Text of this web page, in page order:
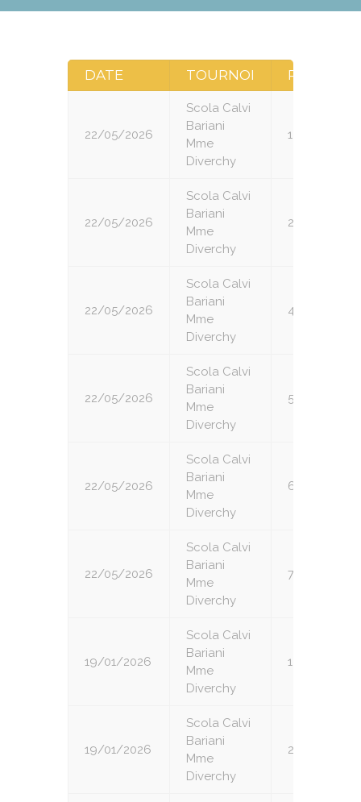
DATE TOURNOI RONDE
22/05/2026
Scola Calvi
Bariani
Mme
Diverchy
1
22/05/2026
Scola Calvi
Bariani
Mme
Diverchy
2
22/05/2026
Scola Calvi
Bariani
Mme
Diverchy
4
22/05/2026
Scola Calvi
Bariani
Mme
Diverchy
5
22/05/2026
Scola Calvi
Bariani
Mme
Diverchy
6
22/05/2026
Scola Calvi
Bariani
Mme
Diverchy
7
19/01/2026
Scola Calvi
Bariani
Mme
Diverchy
1
19/01/2026
Scola Calvi
Bariani
Mme
Diverchy
2